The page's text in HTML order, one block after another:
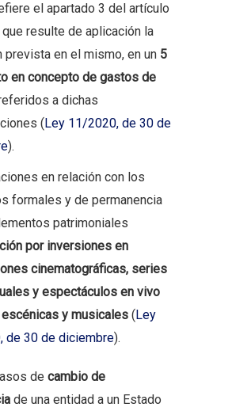
el apartado 3 del artículo
resulte de aplicación la
prevista en el mismo, en un 5
en concepto de gastos de
a dichas
( Ley 11/2020, de 30 de
).
en relación con los
formales y de permanencia
patrimoniales
por inversiones en
cinematográficas, series
y espectáculos en vivo
y musicales ( Ley
de 30 de diciembre).
de cambio de
de una entidad a un Estado